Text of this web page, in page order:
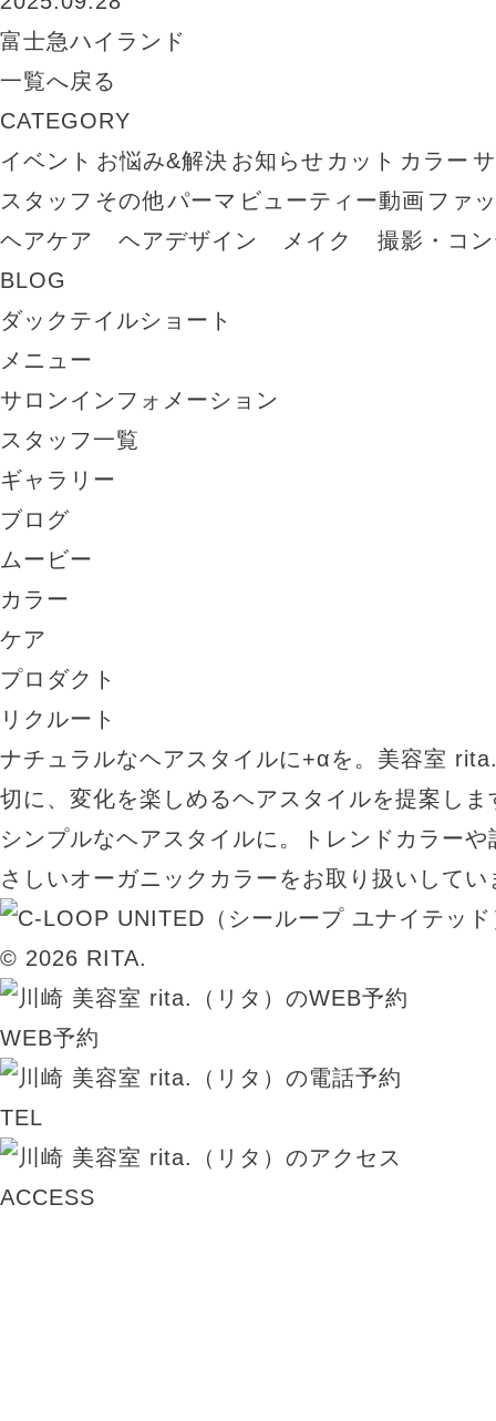
富士急ハイランド
一覧へ戻る
CATEGORY
イベント お悩み&解決 お知らせ カット カラー
スタッフ その他パーマ ビューティー動画 ファ
ヘアケア
ヘアデザイン メイク
撮影・コ
BLOG
ダックテイルショート
メニュー
サロンインフォメーション
スタッフ一覧
ギャラリー
ブログ
ムービー
カラー
ケア
プロダクト
リクルート
ナチュラルなヘアスタイルに+αを。美容室
切に、変化を楽しめるヘアスタイルを提案し
シンプルなヘアスタイルに。トレンドカラー
さしいオーガニックカラーをお取り扱いしてい
© 2026 RITA.
WEB予約
TEL
ACCESS